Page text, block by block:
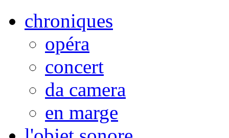
chroniques
opéra
concert
da camera
en marge